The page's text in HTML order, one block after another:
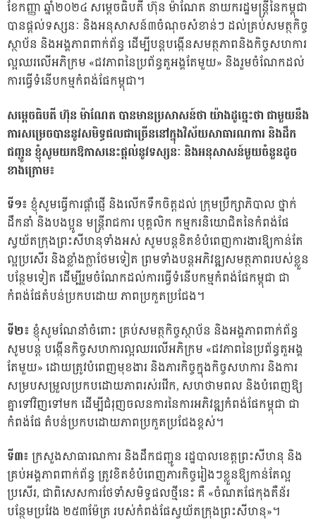
ខែកញ្ញា ឆ្នាំ២០២៤ សម្តេចធិបតី ហ៊ុន ម៉ាណែត នាយករដ្ឋមន្រ្តីនៃកម្ពុជា
បានផ្តល់ទស្សនៈ និងអនុសាសន៍​៣ចំណុចសំខាន់ៗ ដល់គ្រប់សមត្ថកិច្ច
ស្ថាប័ន និងអង្គភាពពាក់ព័ន្ធ ដើម្បីបន្តបង្កើនសមត្ថភាព​និងកិច្ចសហការ
ល្អឈរលើអភិក្រម «ជវភាពនៃប្រព័ន្ធតួអង្គតែមួយ» និងរួមចំណែកដល់
ការធ្វើទំនើបកម្មកំពង់ផែកម្ពុជា។
សម្តេចធិបតី ហ៊ុន ម៉ាណែត បានមានប្រសាសន៍ថា យ៉ាងដូច្នេះថា ជាមួយនឹង
ការសម្រេចបាននូវសមិទ្ធផលជាច្រើននៅក្នុងវិស័យសាធារណការ និងដឹក
ជញ្ជូន ខ្ញុំសូមយកឱកាសនេះផ្ដល់នូវទស្សនៈ​ និងអនុសាសន៍មួយចំនួនដូច
ខាងក្រោម៖
ទី១៖ ខ្ញុំសូមធ្វើការផ្តាំផ្ញើ និងលើកទឹកចិត្តដល់ ក្រុមប្រឹក្សាភិបាល ថ្នាក់
ដឹកនាំ និងបងប្អូន មន្ត្រីរាជការ បុគ្គលិក កម្មករនិយោជិតនៃកំពង់ផែ
ស្វយ័តក្រុងព្រះសីហនុទាំងអស់ សូមបន្តខិតខំបំពេញការងារឱ្យកាន់តែ
ល្អប្រសើរ និងខ្លាំងក្លាថែមទៀត ព្រមទាំងបន្តអភិវឌ្ឍសមត្ថភាពរបស់ខ្លួន
បន្ថែមទៀត ដើម្បីរួមចំណែកដល់ការធ្វើទំនើបកម្មកំពង់ផែកម្ពុជា ជា
កំពង់ផែតំបន់ប្រកបដោយ ភាពប្រកួតប្រជែង​។
ទី២៖ ខ្ញុំសូមណែនាំចំពោះ គ្រប់សមត្ថកិច្ចស្ថាប័ន និងអង្គភាពពាក់ព័ន្ធ
សូមបន្ត បង្កើនកិច្ចសហការល្អឈរលើអភិក្រម «ជវភាពនៃប្រព័ន្ធតួអង្គ
តែមួយ» ដោយត្រូវបំពេញមុខងារ និងភារកិច្ចក្នុងកិច្ចសហការ និងការ
សម្របសម្រួលប្រកបដោយភាពរស់រវើក, សហថាមពល និងបំពេញឱ្យ
គ្នាទៅវិញទៅមក ដើម្បីជំរុញចលនការនៃការអភិវឌ្ឍកំពង់ផែកម្ពុជា ជា
កំពង់ផែ តំបន់ប្រកបដោយភាពប្រកួតប្រជែងខ្ពស់។
ទី៣៖ក្រសួងសាធារណការ និងដឹកជញ្ជូន រដ្ឋបាលខេត្តព្រះសីហនុ និង
គ្រប់អង្គភាពពាក់ព័ន្ធ ត្រូវខិតខំបំពេញភារកិច្ចរៀងៗខ្លួនឱ្យកាន់តែល្អ
ប្រសើរ, ជាពិសេសការថែទាំសមិទ្ធផលថ្មីនេះ គឺ «ចំណតផែកុងតឺន័រ
បន្ថែមប្រវែង ២៥៣ម៉ែត្រ របស់កំពង់ផែស្វយ័តក្រុងព្រះសីហនុ»។ ​